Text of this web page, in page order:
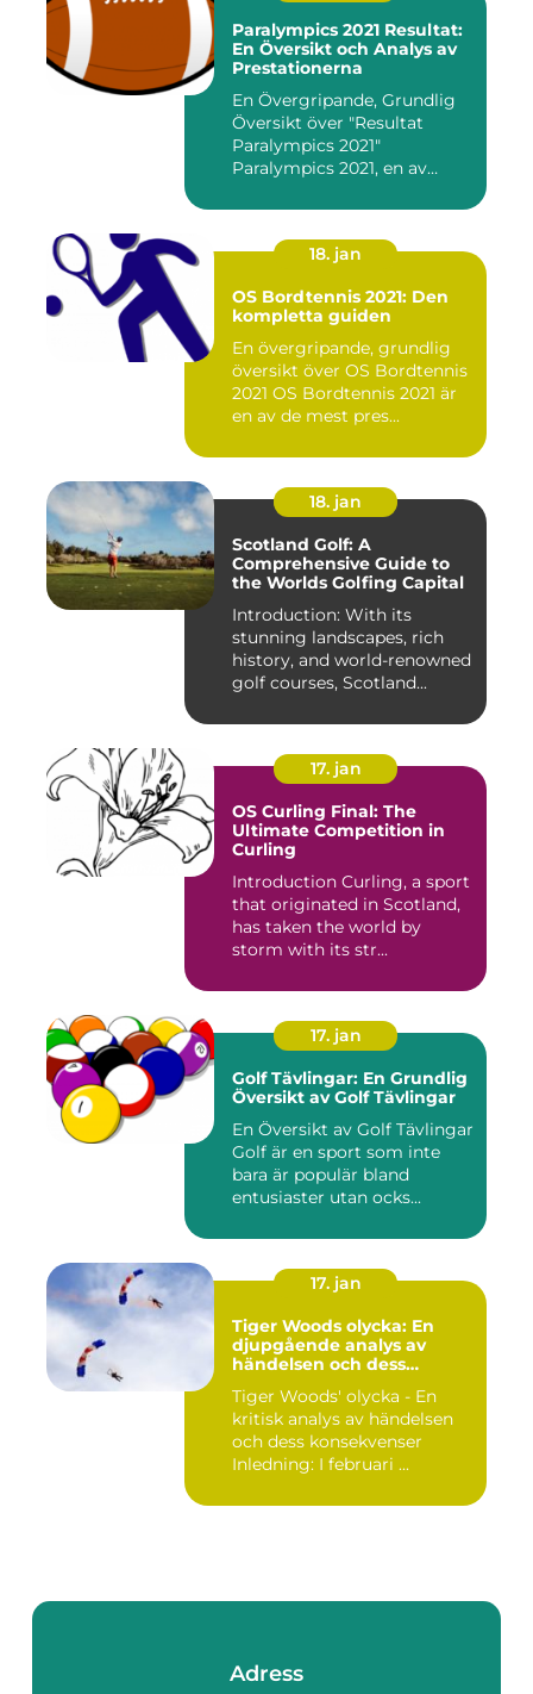
Paralympics 2021 Resultat:
En Översikt och Analys av
Prestationerna
En Övergripande, Grundlig
Översikt över "Resultat
Paralympics 2021"
Paralympics 2021, en av
18. jan
OS Bordtennis 2021: Den
kompletta guiden
En övergripande, grundlig
översikt över OS Bordtennis
2021 OS Bordtennis 2021 är
en av de mest pres...
18. jan
Scotland Golf: A
Comprehensive Guide to
the Worlds Golfing Capital
Introduction: With its
stunning landscapes, rich
history, and world-renowned
golf courses, Scotland...
17. jan
OS Curling Final: The
Ultimate Competition in
Curling
Introduction Curling, a sport
that originated in Scotland,
has taken the world by
storm with its str...
17. jan
Golf Tävlingar: En Grundlig
Översikt av Golf Tävlingar
En Översikt av Golf Tävlingar
Golf är en sport som inte
bara är populär bland
entusiaster utan ocks...
17. jan
Tiger Woods olycka: En
djupgående analys av
händelsen och dess
Tiger Woods' olycka - En
kritisk analys av händelsen
och dess konsekvenser
Inledning: I februari ...
Adress